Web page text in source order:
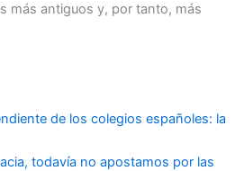
más antiguos y, por tanto, más
de los colegios españoles: la
todavía no apostamos por las